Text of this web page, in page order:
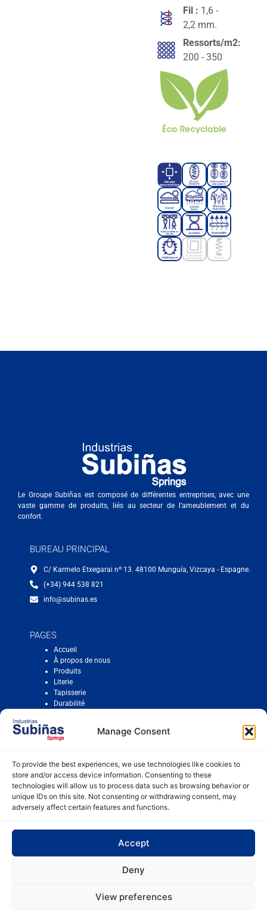
Manage Consent
To provide the best experiences, we use technologies like cookies to
store and/or access device information. Consenting to these
technologies will allow us to process data such as browsing behavior or
unique IDs on this site. Not consenting or withdrawing consent, may
adversely affect certain features and functions.
Accept
Deny
View preferences
Fil : 1,6 -
2,2 mm.
Ressorts/m2:
200 - 350
Le Groupe Subiñas est composé de différentes entreprises, avec une
vaste gamme de produits, liés au secteur de l’ameublement et du
confort.
BUREAU PRINCIPAL
C/ Karmelo Etxegarai nº 13. 48100 Munguía, Vizcaya - Espagne.
(+34) 944 538 821
info@subinas.es
PAGES
Accueil
À propos de nous
Produits
Literie
Tapisserie
Durabilité
Politique de cookies
Mentions légales
Compliance
Plan d'égalité
© Copyright 2024. Tous droits réservés.
Design Web MSG Publicity.